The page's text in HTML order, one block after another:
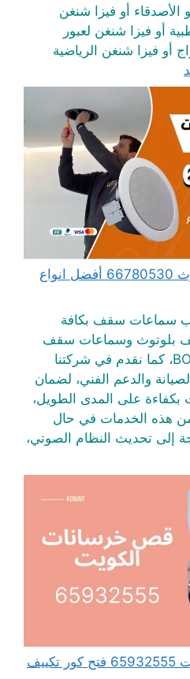
الأصدقاء أو فيزا شنغن
أو فيزا شنغن لعبور
أو فيزا شنغن الرياضية
فني سماعات سقف بلوتوث 66780530 أفضل انواع
سماعات سقف بكافة
بلوتوث وسماعات سقف
JPL وسماعات سقف BOSE، كما نقدم في شركتنا
والدعم الفني، لضمان
بكفاءة على المدى الطويل،
من هذه الخدمات في حال
إلى تحديث النظام الصوتي،